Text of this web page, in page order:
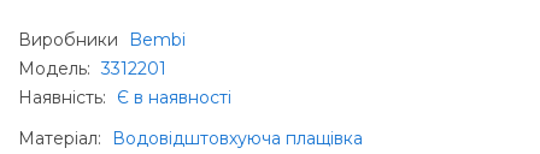
Виробники
Bembi
Модель: 3312201
Наявність:
Є в наявності
Матеріал:
Водовідштовхуюча плащівка